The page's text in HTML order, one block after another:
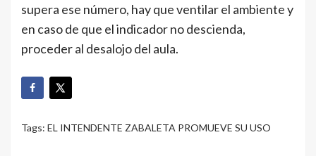
supera ese número, hay que ventilar el ambiente y
en caso de que el indicador no descienda,
proceder al desalojo del aula.
Tags: EL INTENDENTE ZABALETA PROMUEVE SU USO